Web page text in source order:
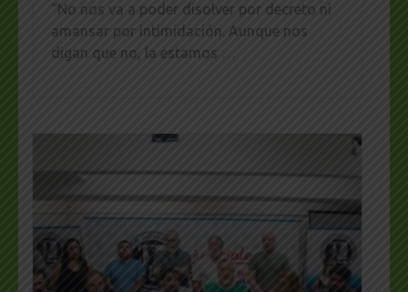
“No nos va a poder disolver por decreto ni
amansar por intimidación. Aunque nos
digan que no, la estamos …